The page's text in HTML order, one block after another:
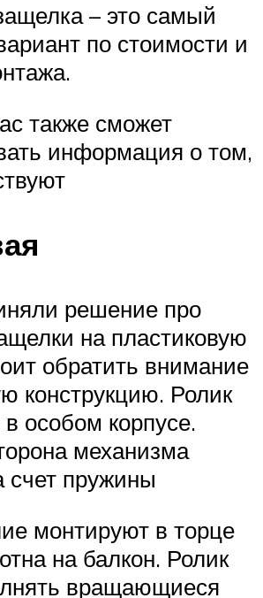
– это самый
по стоимости и
также сможет
информация о том,
решение про
на пластиковую
обратить внимание
конструкцию. Ролик
особом корпусе.
механизма
счет пружины
монтируют в торце
на балкон. Ролик
вращающиеся